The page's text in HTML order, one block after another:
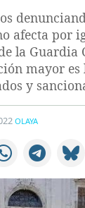
afecta por
la
mayor
y
OLAYA